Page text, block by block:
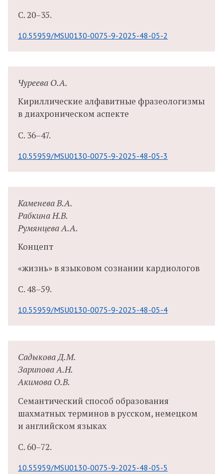
С.20–35.
10.55959/MSU0130-0075-9-2025-48-05-2
Чуреева О.А.
Кириллические алфавитные фразеологизмы
в диахроническом аспекте
С. 36–47.
10.55959/MSU0130-0075-9-2025-48-05-3
Каменева В.А.
Рабкина Н.В.
Румянцева А.А.
Концепт
«жизнь» в языковом сознании кардиологов
С.48–59.
10.55959/MSU0130-0075-9-2025-48-05-4
Садыкова Д.М.
Зарипова А.Н.
Акимова О.В.
Семантический способ образования
шахматных терминов в русском, немецком
и английском языках
С. 60–72.
10.55959/MSU0130-0075-9-2025-48-05-5